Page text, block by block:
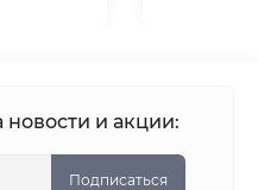
и акции:
Подписаться